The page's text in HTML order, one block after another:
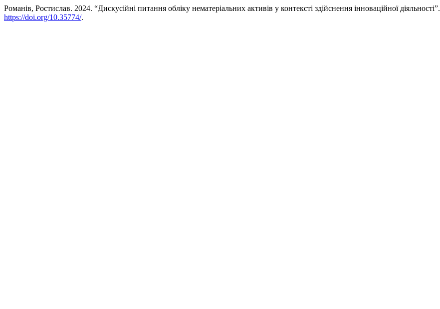
Романів, Ростислав. 2024. “Дискусійні питання обліку нематеріальних активів у контексті здійснення інноваційної діяльності”.
https://doi.org/10.35774/.